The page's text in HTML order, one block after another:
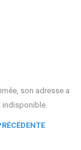
son adresse a
indisponible.